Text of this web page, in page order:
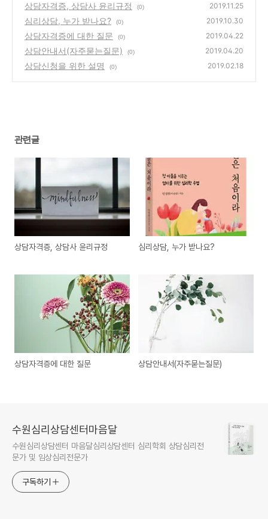
상담자격증, 상담사 윤리규정 (0) 2019.11.25
심리상담, 누가 받나요? (0) 2019.10.30
상담자격증에 대한 질문 (0) 2019.04.22
상담안내서(자주묻는질문) (0) 2019.04.20
상담신청을 위한 설명 (0) 2019.02.18
관련글
상담자격증, 상담사 윤리규정 심리상담, 누가 받나요?
상담자격증에 대한 질문 상담안내서(자주묻는질문)
수원심리상담센터마음달
수원심리상담센터 마음달심리상담센터 심리학회 상담심리전
문가 및 임상심리전문가
구독하기